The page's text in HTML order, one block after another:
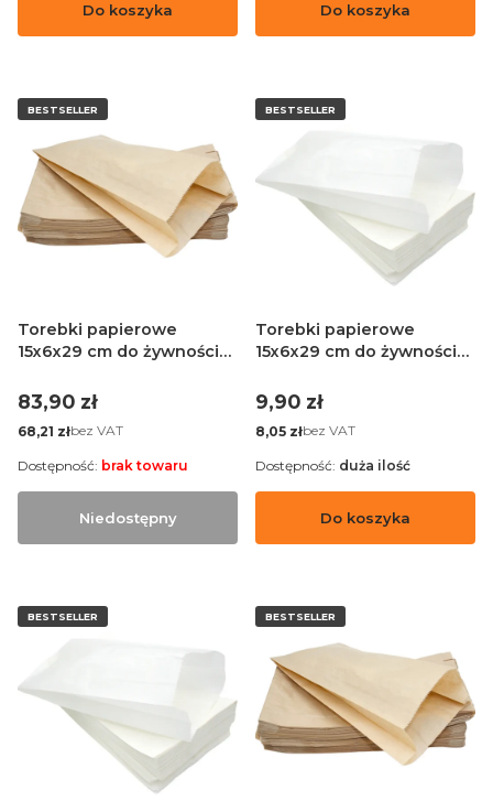
Do koszyka Do koszyka
BESTSELLER
Torebki papierowe
15x6x29 cm do żywności
Cena
83,90 zł
Cena
68,21 złbez VAT
Niedostępny
Dostępność: brak towaru
BESTSELLER
Torebki papierowe
15x6x29 cm do żywności
Cena
9,90 zł
Cena
8,05 złbez VAT
Do koszyka
Dostępność: duża ilość
BESTSELLER BESTSELLER